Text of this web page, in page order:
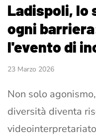
Ladispoli, lo
ogni
l'evento di
23 Marzo 2026
Non solo
diversità diventa